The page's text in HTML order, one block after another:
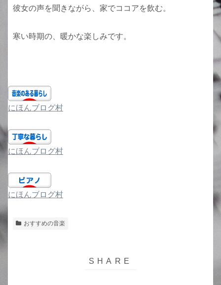
彼女の声を聞きながら、家でココアを飲む。
寒い時期の、暖かな楽しみです。
にほんブログ村
にほんブログ村
にほんブログ村
おすすめの音楽